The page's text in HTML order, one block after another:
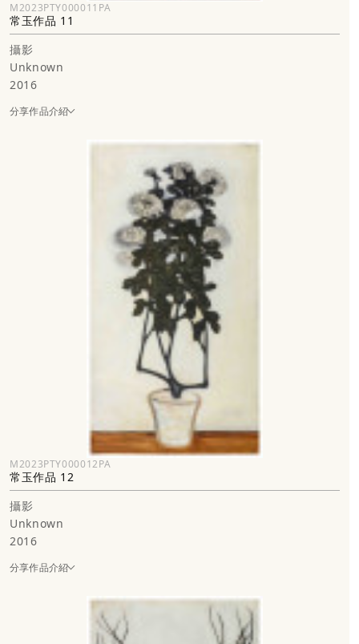
M2023PTY000011PA
常玉作品 11
攝影
Unknown
2016
分享作品介紹
M2023PTY000012PA
常玉作品 12
攝影
Unknown
2016
分享作品介紹